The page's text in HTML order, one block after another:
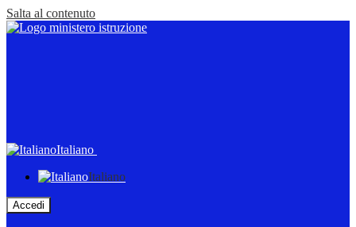
Salta al contenuto
Italiano
Italiano
Accedi